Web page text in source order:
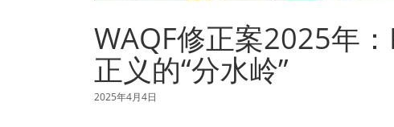
WAQF修正案2025年
正义的“分水岭”
2025年4月4日